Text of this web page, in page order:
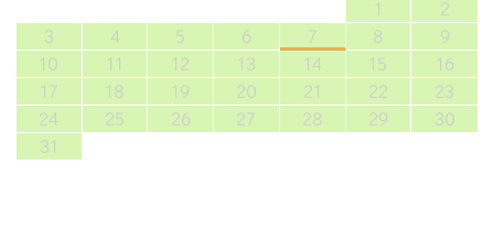
1
2
3
4 5 6 7 8
9
10
11 12 13 14 15
16
17
18 19 20 21 22
23
24
25 26 27 28 29
30
31